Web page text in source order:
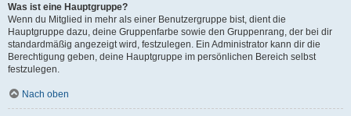
Was ist eine Hauptgruppe?
Wenn du Mitglied in mehr als einer Benutzergruppe bist, dient die
Hauptgruppe dazu, deine Gruppenfarbe sowie den Gruppenrang, der bei dir
standardmäßig angezeigt wird, festzulegen. Ein Administrator kann dir die
Berechtigung geben, deine Hauptgruppe im persönlichen Bereich selbst
festzulegen.
Nach oben